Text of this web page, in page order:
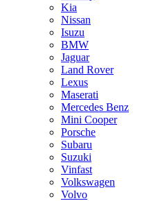
Kia
Nissan
Isuzu
BMW
Jaguar
Land Rover
Lexus
Maserati
Mercedes Benz
Mini Cooper
Porsche
Subaru
Suzuki
Vinfast
Volkswagen
Volvo